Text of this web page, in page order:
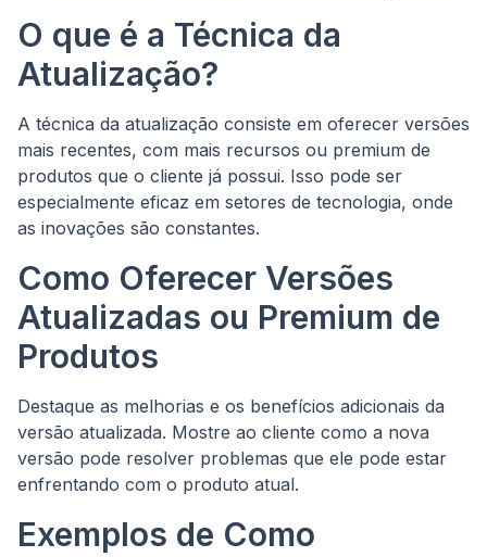
O que é a Técnica da
Atualização?
A técnica da atualização consiste em oferecer versões
mais recentes, com mais recursos ou premium de
produtos que o cliente já possui. Isso pode ser
especialmente eficaz em setores de tecnologia, onde
as inovações são constantes.
Como Oferecer Versões
Atualizadas ou Premium de
Produtos
Destaque as melhorias e os benefícios adicionais da
versão atualizada. Mostre ao cliente como a nova
versão pode resolver problemas que ele pode estar
enfrentando com o produto atual.
Exemplos de Como